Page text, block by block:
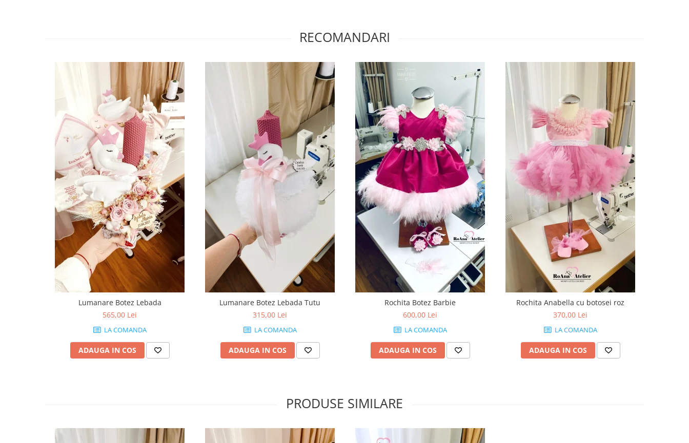
RECOMANDARI
Lumanare Botez Lebada
565,00 Lei
LA COMANDA
ADAUGA IN COS
Lumanare Botez Lebada Tutu
315,00 Lei
LA COMANDA
ADAUGA IN COS
Rochita Botez Barbie
600,00 Lei
LA COMANDA
ADAUGA IN COS
Rochita Anabella cu botosei roz
370,00 Lei
LA COMANDA
ADAUGA IN COS
PRODUSE SIMILARE